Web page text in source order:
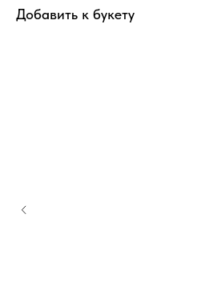
Добавить к букету